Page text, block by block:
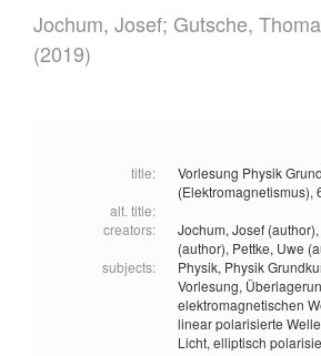
Jochum, Josef; Gutsche,
(2019)
title:
Vorlesung Physik
(Elektromagnetismus),
alt. title:
creators:
Jochum, Josef (author),
(author), Pettke, Uwe
subjects:
Physik, Physik
Vorlesung,
elektromagnetischen
linear polarisierte
Licht, elliptisch